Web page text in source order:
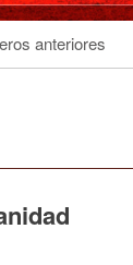
anteriores